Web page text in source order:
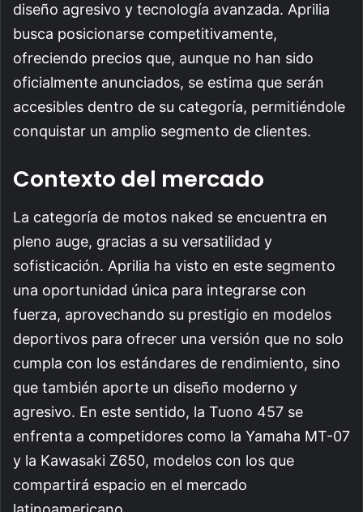
diseño agresivo y tecnología avanzada. Aprilia
busca posicionarse competitivamente,
ofreciendo precios que, aunque no han sido
oficialmente anunciados, se estima que serán
accesibles dentro de su categoría, permitiéndole
conquistar un amplio segmento de clientes.
Contexto del mercado
La categoría de motos naked se encuentra en
pleno auge, gracias a su versatilidad y
sofisticación. Aprilia ha visto en este segmento
una oportunidad única para integrarse con
fuerza, aprovechando su prestigio en modelos
deportivos para ofrecer una versión que no solo
cumpla con los estándares de rendimiento, sino
que también aporte un diseño moderno y
agresivo. En este sentido, la Tuono 457 se
enfrenta a competidores como la Yamaha MT-07
y la Kawasaki Z650, modelos con los que
compartirá espacio en el mercado